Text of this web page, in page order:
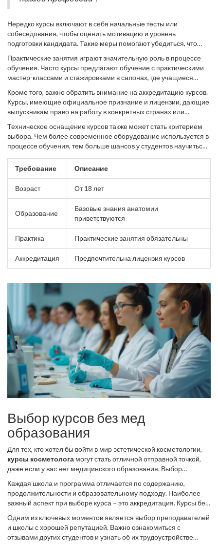
Нередко курсы включают в себя начальные тесты или
собеседования, чтобы оценить мотивацию и уровень
подготовки кандидата. Такие меры помогают убедиться, что
Практические занятия играют значительную роль в процессе
обучения. Часто курсы предлагают обучение с практическими
мастер-классами и стажировками в салонах, где учащиеся
Для этого необходимо иметь определённый уровень навыков и
знаний, чтобы соблюсти все требования гигиены и
безопасности.
Кроме того, важно обратить внимание на аккредитацию курсов.
Курсы, имеющие официальное признание и лицензии, дающие
выпускникам право на работу в конкретных странах или
помогает в дальнейшем устройстве на работу и позволяет
выпускникам оказывать более широкий спектр услуг.
Техническое оснащение курсов также может стать критерием
выбора. Чем более современное оборудование используется в
процессе обучения, тем больше шансов у студентов научиться
активно используются в профессиональной среде. Это
особенно важно для тех, кто стремится к освоению
высококлассных техник ухода за кожей.
Требование Описание
Возраст От 18 лет
Образование
Базовые знания анатомии
приветствуются
Практика Практические занятия обязательны
Аккредитация Предпочтительна лицензия курсов
Выбор курсов без мед
образования
Для тех, кто хотел бы войти в мир эстетической косметологии,
курсы косметолога могут стать отличной отправной точкой,
даже если у вас нет медицинского образования. Выбор
которые следует учитывать прежде чем принимать решение.
Важно понимать, какие навыки и знания необходимы для
успешной работы, и какие курсы смогут их предоставить.
Современные школы предлагают много вариантов для
обучения, и найти свою программу - это значит выяснить, что
именно вам нужно от этой профессии.
Каждая школа и программа отличается по содержанию,
продолжительности и образовательному подходу. Наиболее
важный аспект при выборе курса – это аккредитация. Курсы без
официально признанные сертификаты. Обучение должно
охватывать такие темы, как безопасность и гигиена, основная
анатомия и физиология кожи, и практика в уходе за лицом и
Одним из ключевых моментов является выбор преподавателей
и школы с хорошей репутацией. Важно ознакомиться с
отзывами других студентов и узнать об их трудоустройстве